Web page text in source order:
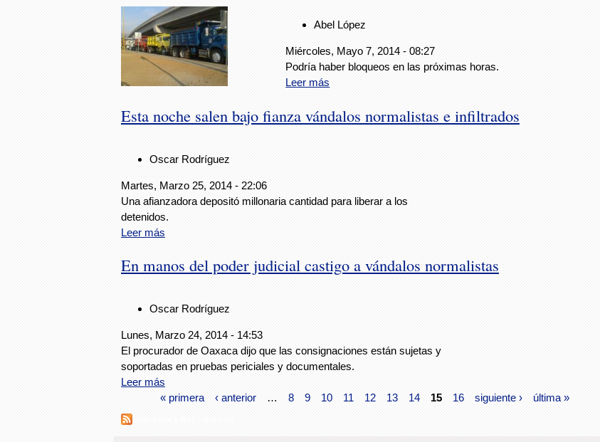
Abel López
Miércoles, Mayo 7, 2014 - 08:27
Podría haber bloqueos en las próximas horas.
Leer más
Esta noche salen bajo fianza vándalos normalistas e infiltrados
Oscar Rodríguez
Martes, Marzo 25, 2014 - 22:06
Una afianzadora depositó millonaria cantidad para liberar a los
detenidos.
Leer más
En manos del poder judicial castigo a vándalos normalistas
Oscar Rodríguez
Lunes, Marzo 24, 2014 - 14:53
El procurador de Oaxaca dijo que las consignaciones están sujetas y
soportadas en pruebas periciales y documentales.
Leer más
« primera
‹ anterior … 8 9 10 11 12 13 14 15 16 siguiente › última »